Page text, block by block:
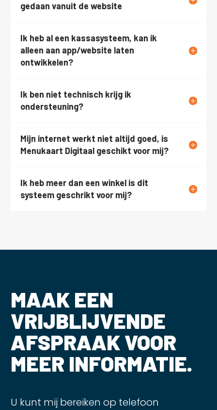
gedaan vanuit de website
Ik heb al een kassasysteem, kan ik
alleen aan app/website laten
ontwikkelen?
Ik ben niet technisch krijg ik
ondersteuning?
Mijn internet werkt niet altijd goed, is
Menukaart Digitaal geschikt voor mij?
Ik heb meer dan een winkel is dit
systeem geschrikt voor mij?
MAAK EEN
VRIJBLIJVENDE
AFSPRAAK VOOR
MEER INFORMATIE.
U kunt mij bereiken op telefoon